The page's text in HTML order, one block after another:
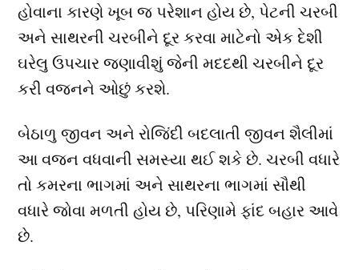
હોવાના કારણે ખૂબ જ પરેશાન હોય છે, પેટની ચરબી
અને સાથરની ચરબીને દૂર કરવા માટેનો એક દેશી
ઘરેલુ ઉપચાર જણાવીશું જેની મદદથી ચરબીને દૂર
કરી વજનને ઓછું કરશે.
બેઠાળુ જીવન અને રોજિંદી બદલાતી જીવન શૈલીમાં
આ વજન વધવાની સમસ્યા થઈ શકે છે. ચરબી વધારે
તો કમરના ભાગમાં અને સાથરના ભાગમાં સૌથી
વધારે જોવા મળતી હોય છે, પરિણામે ફાંદ બહાર આવે
છે.